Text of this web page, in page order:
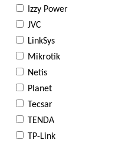
Izzy Power
JVC
LinkSys
Mikrotik
Netis
Planet
Tecsar
TENDA
TP-Link